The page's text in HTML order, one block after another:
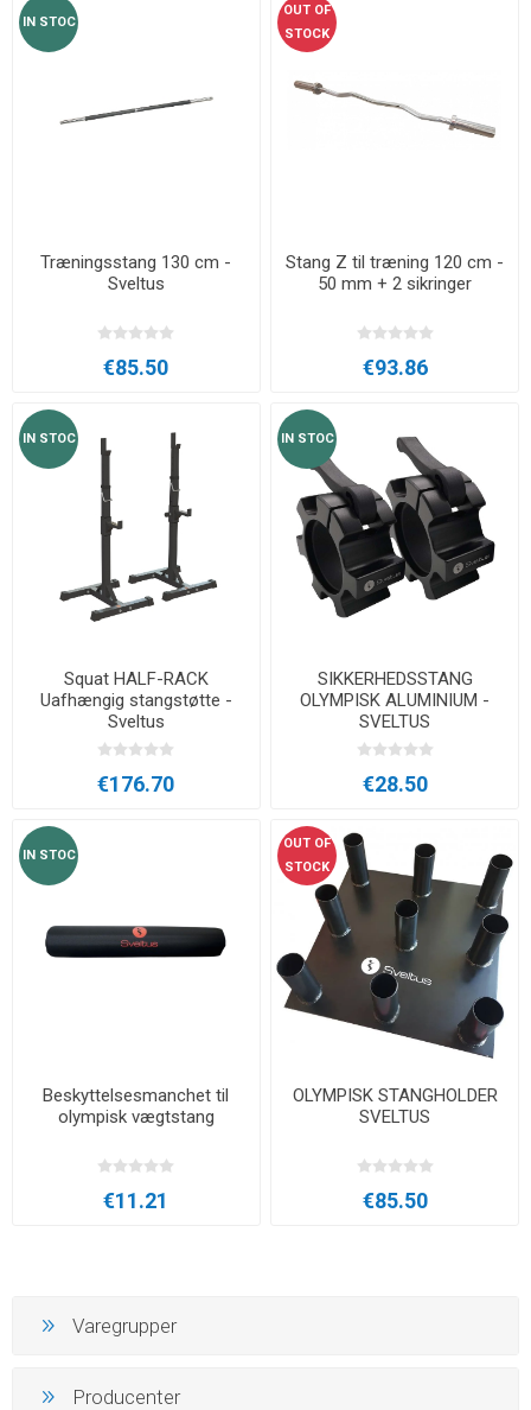
IN STOC
Træningsstang 130 cm -
Sveltus
€85.50
OUT OF
STOCK
Stang Z til træning 120 cm -
50 mm + 2 sikringer
€93.86
IN STOC
Squat HALF-RACK
Uafhængig stangstøtte -
Sveltus
€176.70
IN STOC
SIKKERHEDSSTANG
OLYMPISK ALUMINIUM -
SVELTUS
€28.50
IN STOC
Beskyttelsesmanchet til
olympisk vægtstang
€11.21
OUT OF
STOCK
OLYMPISK STANGHOLDER
SVELTUS
€85.50
Varegrupper
Producenter